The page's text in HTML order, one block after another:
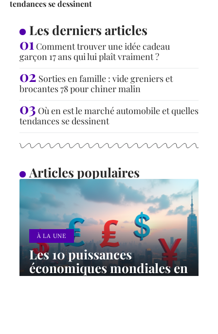
tendances se dessinent
Les derniers articles
Comment trouver une idée cadeau
garçon 17 ans qui lui plaît vraiment ?
Sorties en famille : vide greniers et
brocantes 78 pour chiner malin
Où en est le marché automobile et quelles
tendances se dessinent
Articles populaires
À LA UNE
Les 10 puissances
économiques mondiales en
2024 : classement et